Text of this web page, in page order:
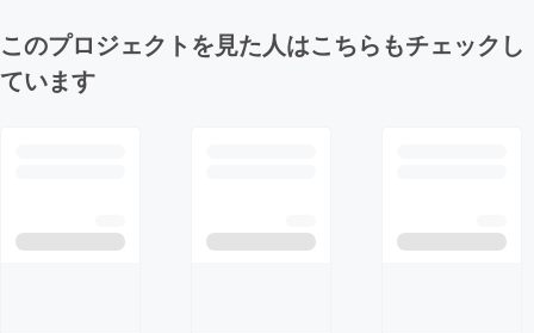
このプロジェクトを見た人はこちらもチェックし
ています